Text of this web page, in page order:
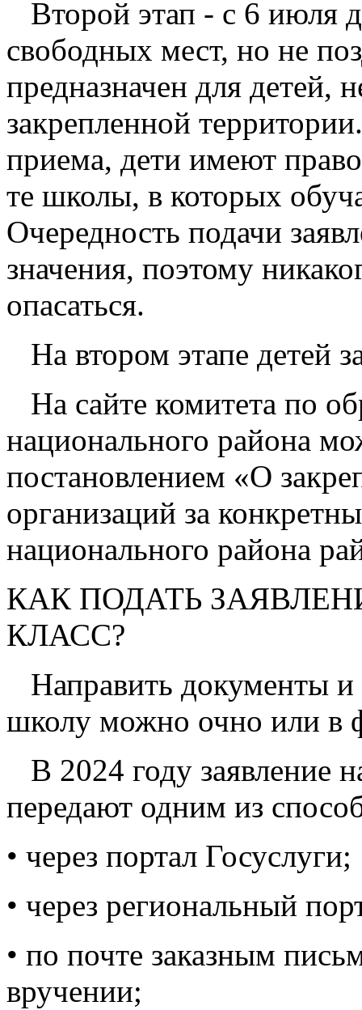
Второй этап - с 6 июля
свободных мест, но не
предназначен для
закрепленной
приема, дети имеют
те школы, в которых
Очередность подачи
значения, поэтому
опасаться.
На втором этапе детей
На сайте комитета по
национального района
постановлением «О
организаций за
национального района
КАК ПОДАТЬ
КЛАСС?
Направить документы и
школу можно очно или в
В 2024 году заявление
передают одним из
• через портал Госуслуги;
• через региональный
• по почте заказным
вручении;